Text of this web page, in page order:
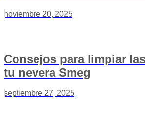
noviembre 20, 2025
Consejos para limpiar
tu nevera Smeg
septiembre 27, 2025